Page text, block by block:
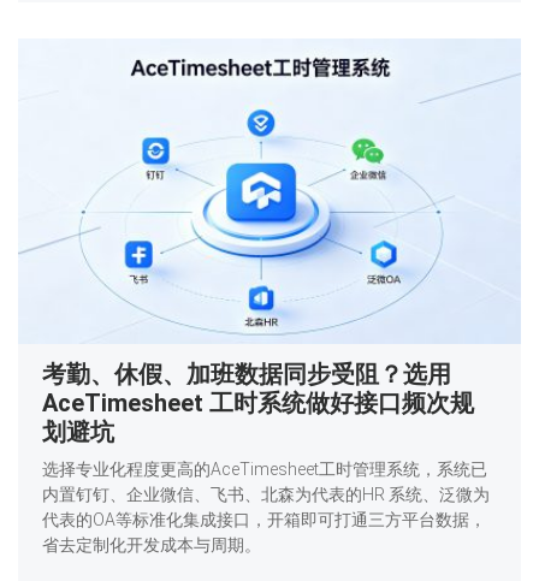
考勤、休假、加班数据同步受阻？选用
AceTimesheet 工时系统做好接口频次规
划避坑
选择专业化程度更高的AceTimesheet工时管理系统，系统已
内置钉钉、企业微信、飞书、北森为代表的HR 系统、泛微为
代表的OA等标准化集成接口，开箱即可打通三方平台数据，
省去定制化开发成本与周期。